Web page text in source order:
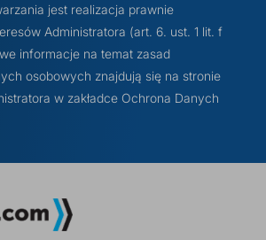
jest realizacja prawnie
Administratora (art. 6. ust. 1 lit. f
informacje na temat zasad
osobowych znajdują się na stronie
w zakładce Ochrona Danych